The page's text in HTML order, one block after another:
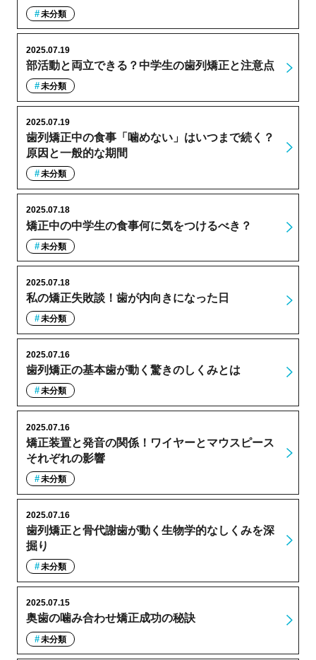
未分類
部活動と両立できる？中学生の歯列矯正と注意点
2025.07.19
未分類
歯列矯正中の食事「噛めない」はいつまで続く？
原因と一般的な期間
2025.07.19
未分類
矯正中の中学生の食事何に気をつけるべき？
2025.07.18
未分類
私の矯正失敗談！歯が内向きになった日
2025.07.18
未分類
歯列矯正の基本歯が動く驚きのしくみとは
2025.07.16
未分類
矯正装置と発音の関係！ワイヤーとマウスピース
それぞれの影響
2025.07.16
未分類
歯列矯正と骨代謝歯が動く生物学的なしくみを深
掘り
2025.07.16
未分類
奥歯の噛み合わせ矯正成功の秘訣
2025.07.15
未分類